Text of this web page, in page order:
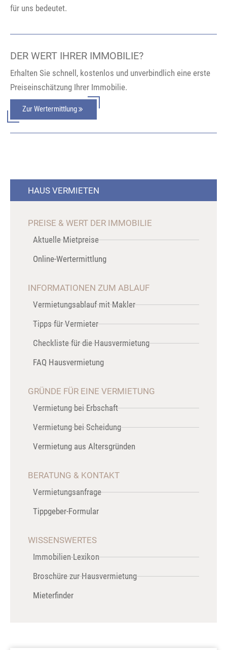
für uns bedeutet.
DER WERT IHRER IMMOBILIE?
Erhalten Sie schnell, kostenlos und unverbindlich eine erste
Preiseinschätzung Ihrer Immobilie.
Zur Wertermittlung
HAUS VERMIETEN
PREISE & WERT DER IMMOBILIE
Aktuelle Mietpreise
Online-Wertermittlung
INFORMATIONEN ZUM ABLAUF
Vermietungsablauf mit Makler
Tipps für Vermieter
Checkliste für die Hausvermietung
FAQ Hausvermietung
GRÜNDE FÜR EINE VERMIETUNG
Vermietung bei Erbschaft
Vermietung bei Scheidung
Vermietung aus Altersgründen
BERATUNG & KONTAKT
Vermietungsanfrage
Tippgeber-Formular
WISSENSWERTES
Immobilien-Lexikon
Broschüre zur Hausvermietung
Mieterfinder